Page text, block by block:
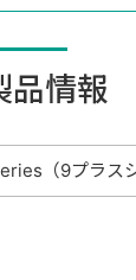
品情報
（9プラス